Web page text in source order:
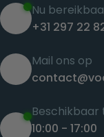
Nu
+31 297 22
Mail ons op
Beschikbaar
10:00 - 17:00